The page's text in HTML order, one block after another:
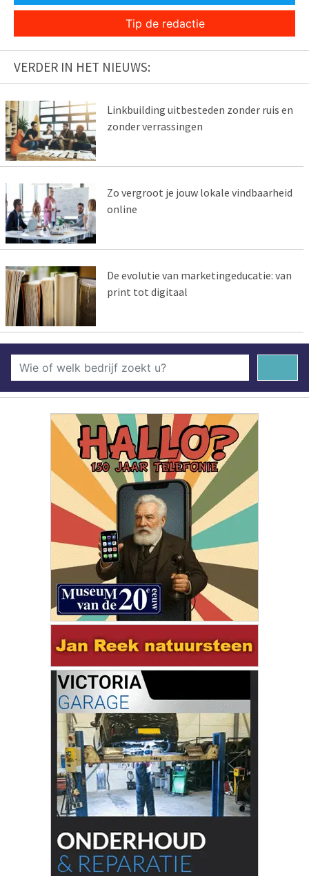
Tip de redactie
VERDER IN HET NIEUWS:
Linkbuilding uitbesteden zonder ruis en
zonder verrassingen
Zo vergroot je jouw lokale vindbaarheid
online
De evolutie van marketingeducatie: van
print tot digitaal